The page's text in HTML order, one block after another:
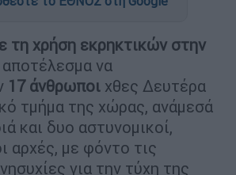
τη χρήση εκρηκτικών στην
να
17 άνθρωποι χθες Δευτέρα
τμήμα της χώρας, ανάμεσά
και δυο αστυνομικοί,
αρχές, με φόντο τις
για την τύχη της